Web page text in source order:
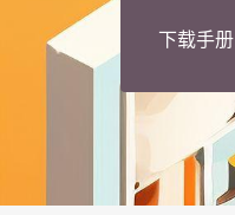
下载手册